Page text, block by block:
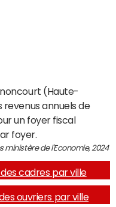
(Haute-
annuels de
un foyer fiscal
foyer.
ministère de l'Economie, 2024
cadres par ville
ouvriers par ville